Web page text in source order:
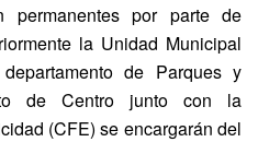
permanentes por parte de
la Unidad Municipal
de Parques y
de Centro junto con la
(CFE) se encargarán del